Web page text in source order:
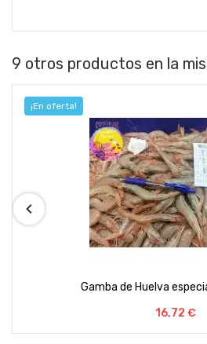
9 otros productos en la
¡En oferta!
Gamba de Huelva
Precio
16,72 €